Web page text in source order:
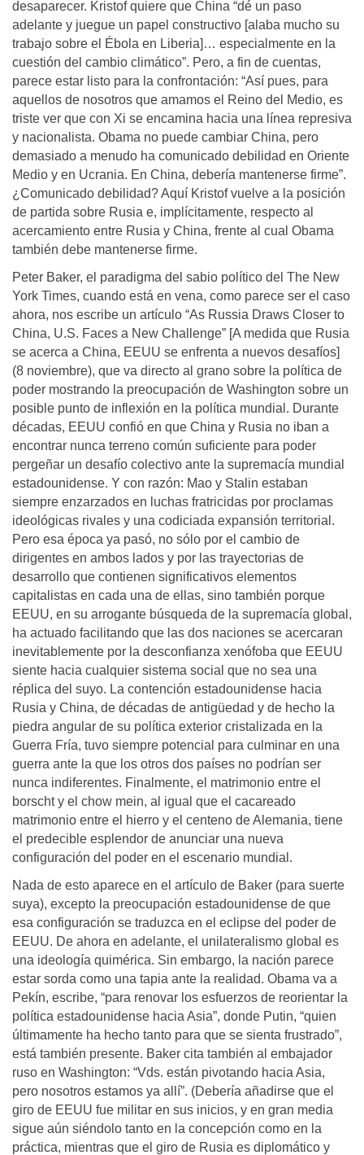
desaparecer. Kristof quiere que China “dé un paso
adelante y juegue un papel constructivo [alaba mucho su
trabajo sobre el Ébola en Liberia]… especialmente en la
cuestión del cambio climático”. Pero, a fin de cuentas,
parece estar listo para la confrontación: “Así pues, para
aquellos de nosotros que amamos el Reino del Medio, es
triste ver que con Xi se encamina hacia una línea represiva
y nacionalista. Obama no puede cambiar China, pero
demasiado a menudo ha comunicado debilidad en Oriente
Medio y en Ucrania. En China, debería mantenerse firme”.
¿Comunicado debilidad? Aquí Kristof vuelve a la posición
de partida sobre Rusia e, implícitamente, respecto al
acercamiento entre Rusia y China, frente al cual Obama
también debe mantenerse firme.
Peter Baker, el paradigma del sabio político del The New
York Times, cuando está en vena, como parece ser el caso
ahora, nos escribe un artículo “As Russia Draws Closer to
China, U.S. Faces a New Challenge” [A medida que Rusia
se acerca a China, EEUU se enfrenta a nuevos desafíos]
(8 noviembre), que va directo al grano sobre la política de
poder mostrando la preocupación de Washington sobre un
posible punto de inflexión en la política mundial. Durante
décadas, EEUU confió en que China y Rusia no iban a
encontrar nunca terreno común suficiente para poder
pergeñar un desafío colectivo ante la supremacía mundial
estadounidense. Y con razón: Mao y Stalin estaban
siempre enzarzados en luchas fratricidas por proclamas
ideológicas rivales y una codiciada expansión territorial.
Pero esa época ya pasó, no sólo por el cambio de
dirigentes en ambos lados y por las trayectorias de
desarrollo que contienen significativos elementos
capitalistas en cada una de ellas, sino también porque
EEUU, en su arrogante búsqueda de la supremacía global,
ha actuado facilitando que las dos naciones se acercaran
inevitablemente por la desconfianza xenófoba que EEUU
siente hacia cualquier sistema social que no sea una
réplica del suyo. La contención estadounidense hacia
Rusia y China, de décadas de antigüedad y de hecho la
piedra angular de su política exterior cristalizada en la
Guerra Fría, tuvo siempre potencial para culminar en una
guerra ante la que los otros dos países no podrían ser
nunca indiferentes. Finalmente, el matrimonio entre el
borscht y el chow mein, al igual que el cacareado
matrimonio entre el hierro y el centeno de Alemania, tiene
el predecible esplendor de anunciar una nueva
configuración del poder en el escenario mundial.
Nada de esto aparece en el artículo de Baker (para suerte
suya), excepto la preocupación estadounidense de que
esa configuración se traduzca en el eclipse del poder de
EEUU. De ahora en adelante, el unilateralismo global es
una ideología quimérica. Sin embargo, la nación parece
estar sorda como una tapia ante la realidad. Obama va a
Pekín, escribe, “para renovar los esfuerzos de reorientar la
política estadounidense hacia Asia”, donde Putin, “quien
últimamente ha hecho tanto para que se sienta frustrado”,
está también presente. Baker cita también al embajador
ruso en Washington: “Vds. están pivotando hacia Asia,
pero nosotros estamos ya allí”. (Debería añadirse que el
giro de EEUU fue militar en sus inicios, y en gran media
sigue aún siéndolo tanto en la concepción como en la
práctica, mientras que el giro de Rusia es diplomático y